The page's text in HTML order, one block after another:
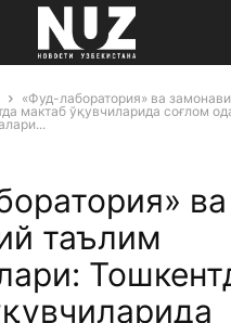
«Фуд-лаборатория» ва
мактаб ўқувчиларида соғлом
ва
таълим